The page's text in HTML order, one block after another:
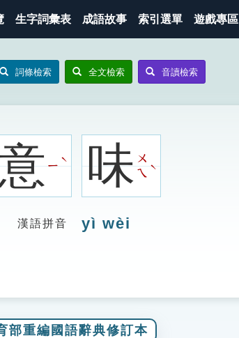
生字詞彙表 成語故事 索引選單 遊戲專區
詞條檢索 全文檢索 音讀檢索
ㄧ
ˋ 味ㄨ
ㄟ
ˋ
漢語拼音 yì wèi
部重編國語辭典修訂本